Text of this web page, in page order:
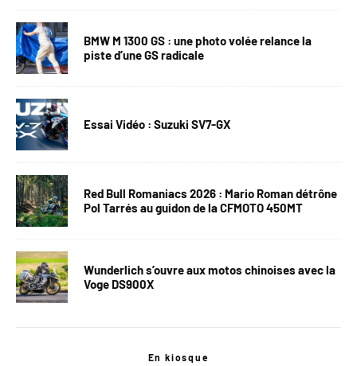
BMW M 1300 GS : une photo volée relance la
piste d’une GS radicale
Essai Vidéo : Suzuki SV7-GX
Red Bull Romaniacs 2026 : Mario Roman détrône
Pol Tarrés au guidon de la CFMOTO 450MT
Wunderlich s’ouvre aux motos chinoises avec la
Voge DS900X
En kiosque